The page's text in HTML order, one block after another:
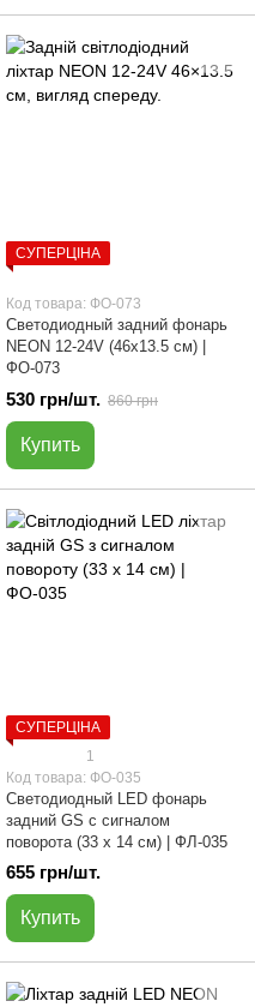
СУПЕРЦІНА
Код товара: ФО-073
Светодиодный задний фонарь
NEON 12-24V (46х13.5 см) |
ФО-073
530 грн/шт. 860 грн
Купить
СУПЕРЦІНА
1
Код товара: ФО-035
Светодиодный LED фонарь
задний GS с сигналом
поворота (33 х 14 см) | ФЛ-035
655 грн/шт.
Купить